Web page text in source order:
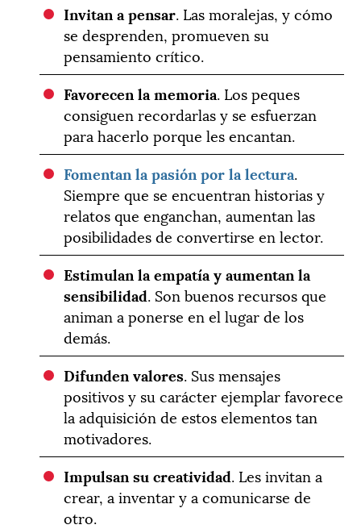
Invitan a pensar. Las moralejas, y cómo
se desprenden, promueven su
pensamiento crítico.
Favorecen la memoria. Los peques
consiguen recordarlas y se esfuerzan
para hacerlo porque les encantan.
Fomentan la pasión por la lectura.
Siempre que se encuentran historias y
relatos que enganchan, aumentan las
posibilidades de convertirse en lector.
Estimulan la empatía y aumentan la
sensibilidad. Son buenos recursos que
animan a ponerse en el lugar de los
demás.
Difunden valores. Sus mensajes
positivos y su carácter ejemplar favorece
la adquisición de estos elementos tan
motivadores.
Impulsan su creatividad. Les invitan a
crear, a inventar y a comunicarse de
otro.